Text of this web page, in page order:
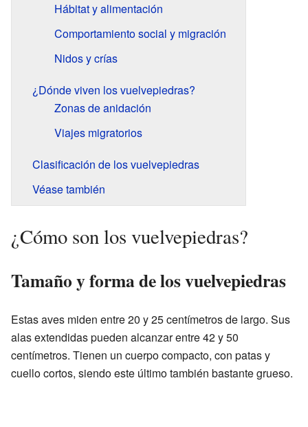
Hábitat y alimentación
Comportamiento social y migración
Nidos y crías
¿Dónde viven los vuelvepiedras?
Zonas de anidación
Viajes migratorios
Clasificación de los vuelvepiedras
Véase también
¿Cómo son los vuelvepiedras?
Tamaño y forma de los vuelvepiedras
Estas aves miden entre 20 y 25 centímetros de largo. Sus
alas extendidas pueden alcanzar entre 42 y 50
centímetros. Tienen un cuerpo compacto, con patas y
cuello cortos, siendo este último también bastante grueso.